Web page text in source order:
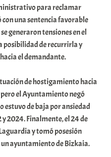
para reclamar
una sentencia favorable
generaron tensiones en el
posibilidad de recurrirla y
el demandante.
de hostigamiento hacia
el Ayuntamiento negó
estuvo de baja por ansiedad
2024. Finalmente, el 24 de
y tomó posesión
ayuntamiento de Bizkaia.